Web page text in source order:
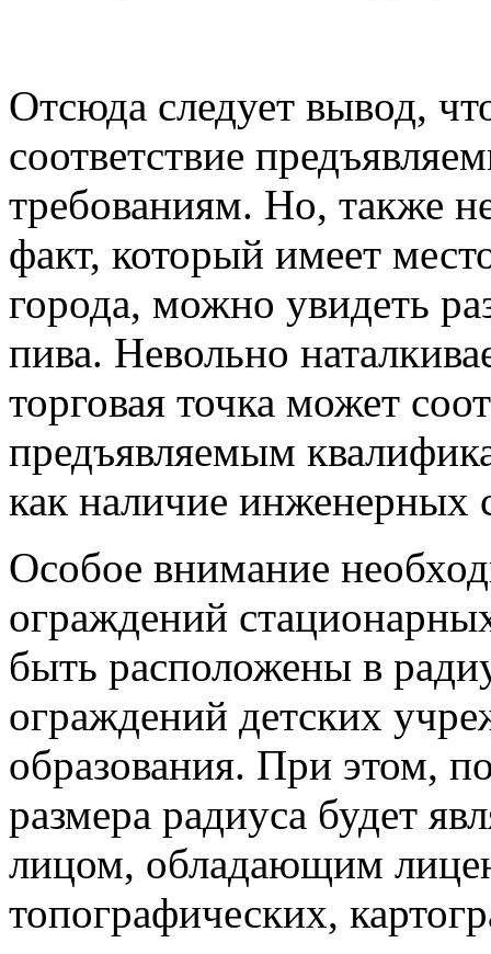
Отсюда следует вывод,
соответствие
требованиям. Но, также
факт, который имеет
города, можно увидеть
пива. Невольно
торговая точка может
предъявляемым
как наличие инженерных
Особое внимание
ограждений
быть расположены в
ограждений детских
образования. При этом,
размера радиуса будет
лицом, обладающим
топографических,